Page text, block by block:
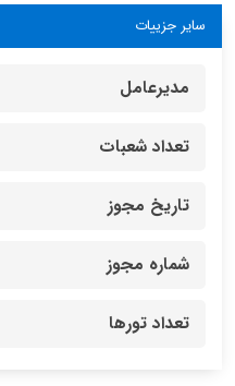
سایر جزییات
مدیرعامل
تعداد شعبات
تاریخ مجوز
شماره مجوز
تعداد تورها